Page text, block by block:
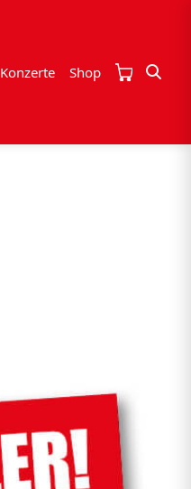
Konzerte Shop